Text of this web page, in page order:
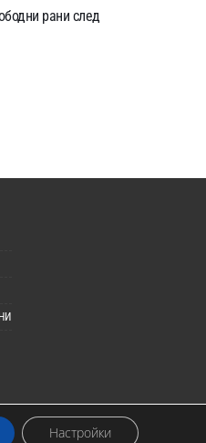
рани след
Настройки